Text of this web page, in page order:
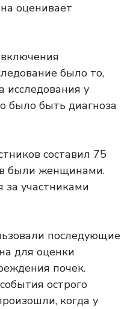
оценивает
было то,
исследования у
было быть диагноза
составил 75
были женщинами.
участниками
последующие
для оценки
почек.
острого
когда у